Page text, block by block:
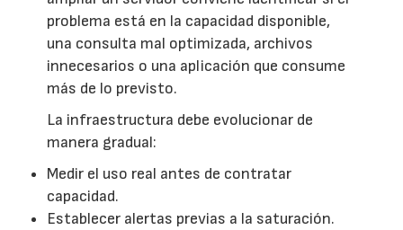
problema está en la capacidad disponible,
una consulta mal optimizada, archivos
innecesarios o una aplicación que consume
más de lo previsto.
La infraestructura debe evolucionar de
manera gradual:
Medir el uso real antes de contratar
capacidad.
Establecer alertas previas a la saturación.